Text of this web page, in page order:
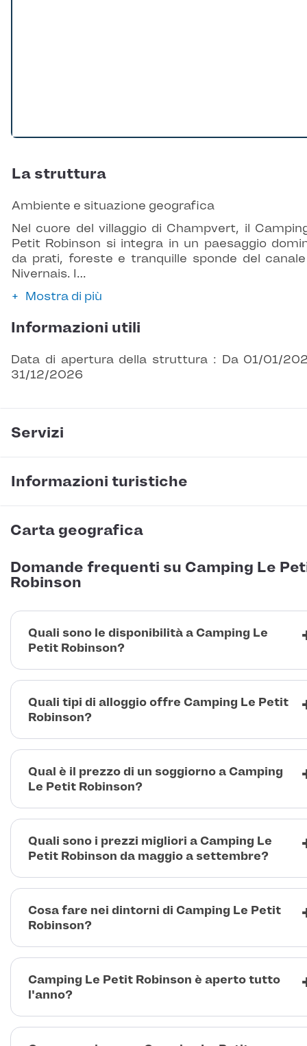
La struttura
Ambiente e situazione geografica
Nel cuore del villaggio di Champvert, il
Petit Robinson si integra in un paesaggio
da prati, foreste e tranquille sponde del
Nivernais. I…
Mostra di più
Informazioni utili
Data di apertura della struttura : Da 01/01/
31/12/2026
Servizi
Informazioni turistiche
Carta geografica
Domande frequenti su Camping Le
Robinson
Quali sono le disponibilità a Camping Le
Petit Robinson?
Quali tipi di alloggio offre Camping Le Petit
Robinson?
Qual è il prezzo di un soggiorno a Camping
Le Petit Robinson?
Quali sono i prezzi migliori a Camping Le
Petit Robinson da maggio a settembre?
Cosa fare nei dintorni di Camping Le Petit
Robinson?
Camping Le Petit Robinson è aperto tutto
l'anno?